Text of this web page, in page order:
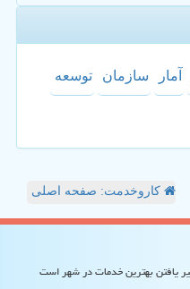
آمار سازمان توسعه
کاروخدمت: صفحه اصلی
یافتن بهترین خدمات در شهر است